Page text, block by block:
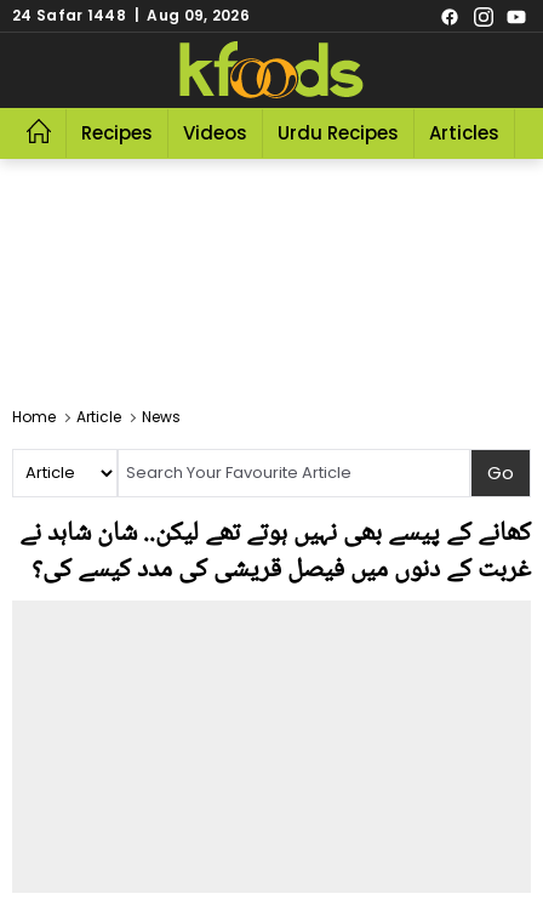
24 Safar 1448 | Aug 09, 2026
Recipes Videos Urdu Recipes Articles
Home Article News
کھانے کے پیسے بھی نہیں ہوتے تھے لیکن.. شان شاہد نے
غربت کے دنوں میں فیصل قریشی کی مدد کیسے کی؟